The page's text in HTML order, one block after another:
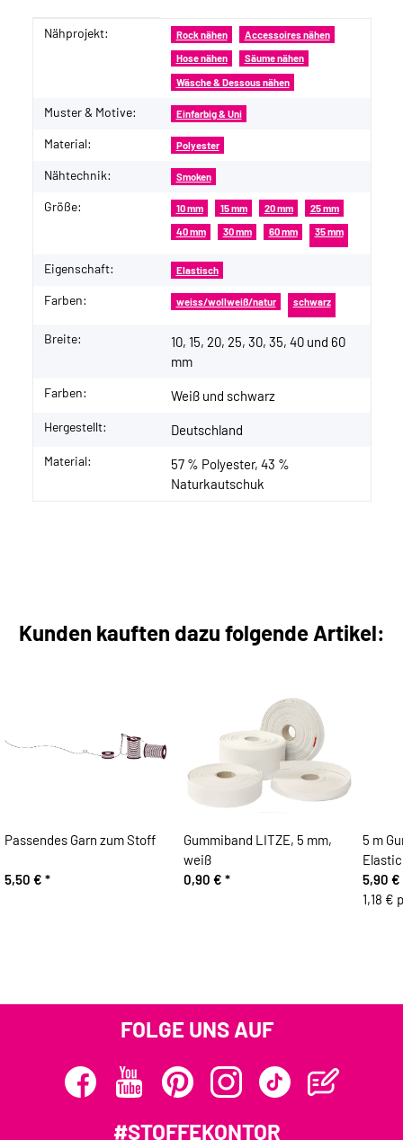
Produkteigenschaft
Wert
Nähprojekt: Rock nähen Accessoires nähen
Hose nähen Säume nähen
Wäsche & Dessous nähen
Muster & Motive: Einfarbig & Uni
Material: Polyester
Nähtechnik: Smoken
Größe: 10 mm 15 mm 20 mm 25 mm
40 mm 30 mm 60 mm 35 mm
Eigenschaft: Elastisch
Farben: weiss/wollweiß/natur schwarz
Breite:
10, 15, 20, 25, 30, 35, 40 und 60
mm
Farben: Weiß und schwarz
Hergestellt: Deutschland
Material:
57 % Polyester, 43 %
Naturkautschuk
Kunden kauften dazu folgende Artikel:
Passendes Garn zum Stoff
5,50 € *
Gummiband LITZE, 5 mm,
weiß
0,90 € *
5 m
5,90 €
1,18 €
FOLGE UNS AUF
#STOFFEKONTOR